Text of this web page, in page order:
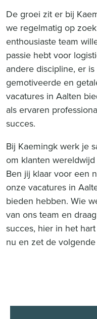
De groei zit er bij
we regelmatig op
enthousiaste team
passie hebt voor
andere discipline, er
gemotiveerde en
vacatures in Aalten
als ervaren
succes.
Bij Kaemingk werk je
om klanten
Ben jij klaar voor een
onze vacatures in
bieden hebben. Wie
van ons team en
succes, hier in het
nu en zet de